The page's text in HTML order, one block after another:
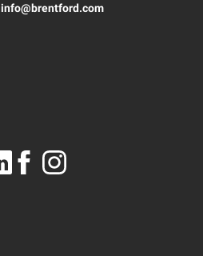
info@brentford.com